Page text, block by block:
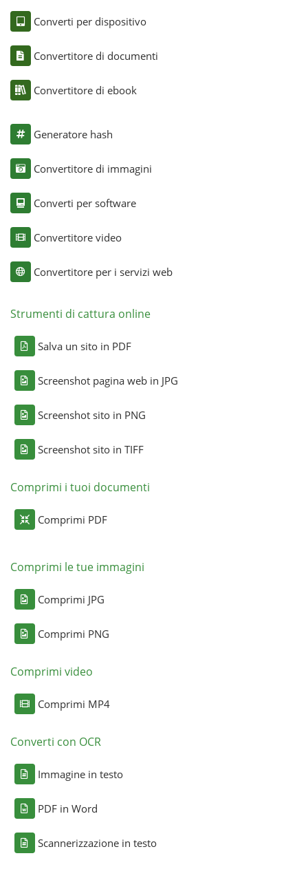
Converti per dispositivo
Convertitore di documenti
Convertitore di ebook
Generatore hash
Convertitore di immagini
Converti per software
Convertitore video
Convertitore per i servizi web
Strumenti di cattura online
Salva un sito in PDF
Screenshot pagina web in JPG
Screenshot sito in PNG
Screenshot sito in TIFF
Comprimi i tuoi documenti
Comprimi PDF
Comprimi le tue immagini
Comprimi JPG
Comprimi PNG
Comprimi video
Comprimi MP4
Converti con OCR
Immagine in testo
PDF in Word
Scannerizzazione in testo